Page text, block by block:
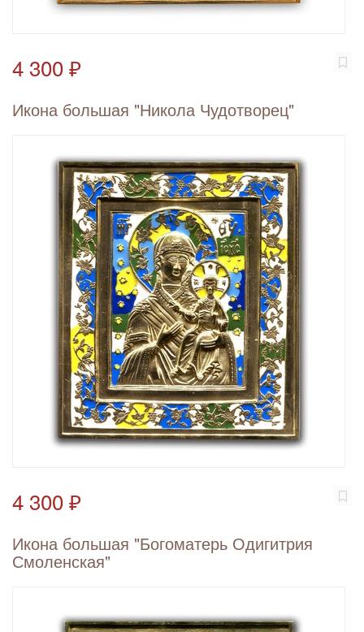
4 300 ₽
Икона большая "Никола Чудотворец"
4 300 ₽
Икона большая "Богоматерь Одигитрия
Смоленская"